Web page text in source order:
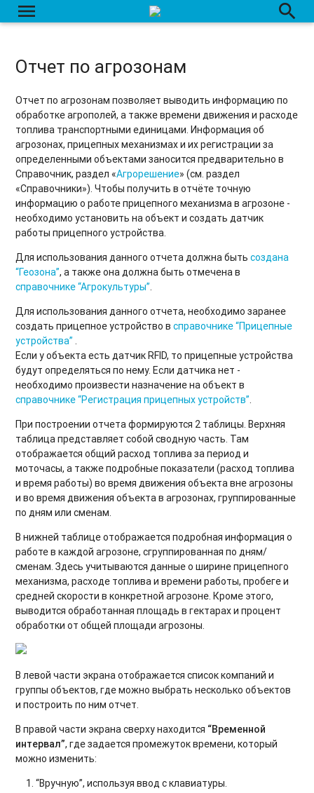
menu search
Отчет по агрозонам
Отчет по агрозонам позволяет выводить информацию по
обработке агрополей, а также времени движения и расходе
топлива транспортными единицами. Информация об
агрозонах, прицепных механизмах и их регистрации за
определенными объектами заносится предварительно в
Справочник, раздел «Агрорешение» (см. раздел
«Справочники»). Чтобы получить в отчёте точную
информацию о работе прицепного механизма в агрозоне -
необходимо установить на объект и создать датчик
работы прицепного устройства.
Для использования данного отчета должна бытьсоздана
“Геозона”, а также она должна быть отмечена в
справочнике “Агрокультуры”.
Для использования данного отчета, необходимо заранее
создать прицепное устройство всправочнике “Прицепные
устройства” .
Если у объекта есть датчик RFID, то прицепные устройства
будут определяться по нему. Если датчика нет -
необходимо произвести назначение на объект в
справочнике “Регистрация прицепных устройств”.
При построении отчета формируются 2 таблицы. Верхняя
таблица представляет собой сводную часть. Там
отображается общий расход топлива за период и
моточасы, а также подробные показатели (расход топлива
и время работы) во время движения объекта вне агрозоны
и во время движения объекта в агрозонах, группированные
по дням или сменам.
В нижней таблице отображается подробная информация о
работе в каждой агрозоне, сгруппированная по дням/
сменам. Здесь учитываются данные о ширине прицепного
механизма, расходе топлива и времени работы, пробеге и
средней скорости в конкретной агрозоне. Кроме этого,
выводится обработанная площадь в гектарах и процент
обработки от общей площади агрозоны.
В левой части экрана отображается список компаний и
группы объектов, где можно выбрать несколько объектов
и построить по ним отчет.
В правой части экрана сверху находится “Временной
интервал”, где задается промежуток времени, который
можно изменить:
“Вручную”, используя ввод с клавиатуры.